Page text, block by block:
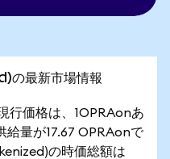
最新市場情報
行価格は、1OPRAonあ
給量が17.67 OPRAonで
の時価総額は